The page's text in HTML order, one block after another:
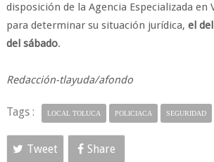
disposición de la Agencia Especializada en
para determinar su situación jurídica, el
del sábado.
Redacción-tlayuda/afondo
Tags : LOCAL TOLUCA POLICIACA SEGURIDAD
Tweet Share